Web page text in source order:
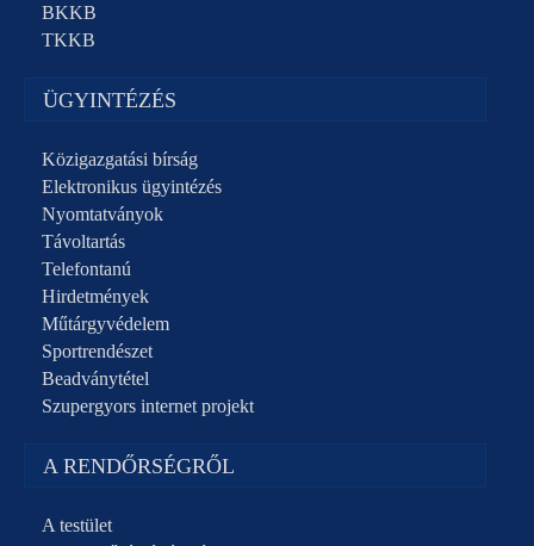
BKKB
TKKB
ÜGYINTÉZÉS
Közigazgatási bírság
Elektronikus ügyintézés
Nyomtatványok
Távoltartás
Telefontanú
Hirdetmények
Műtárgyvédelem
Sportrendészet
Beadványtétel
Szupergyors internet projekt
A RENDŐRSÉGRŐL
A testület